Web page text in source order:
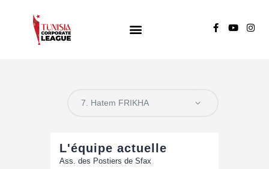
TUNISIA CORPORATE LEAGUE
Groupe B
L'équipe actuelle
Ass. des Postiers de Sfax